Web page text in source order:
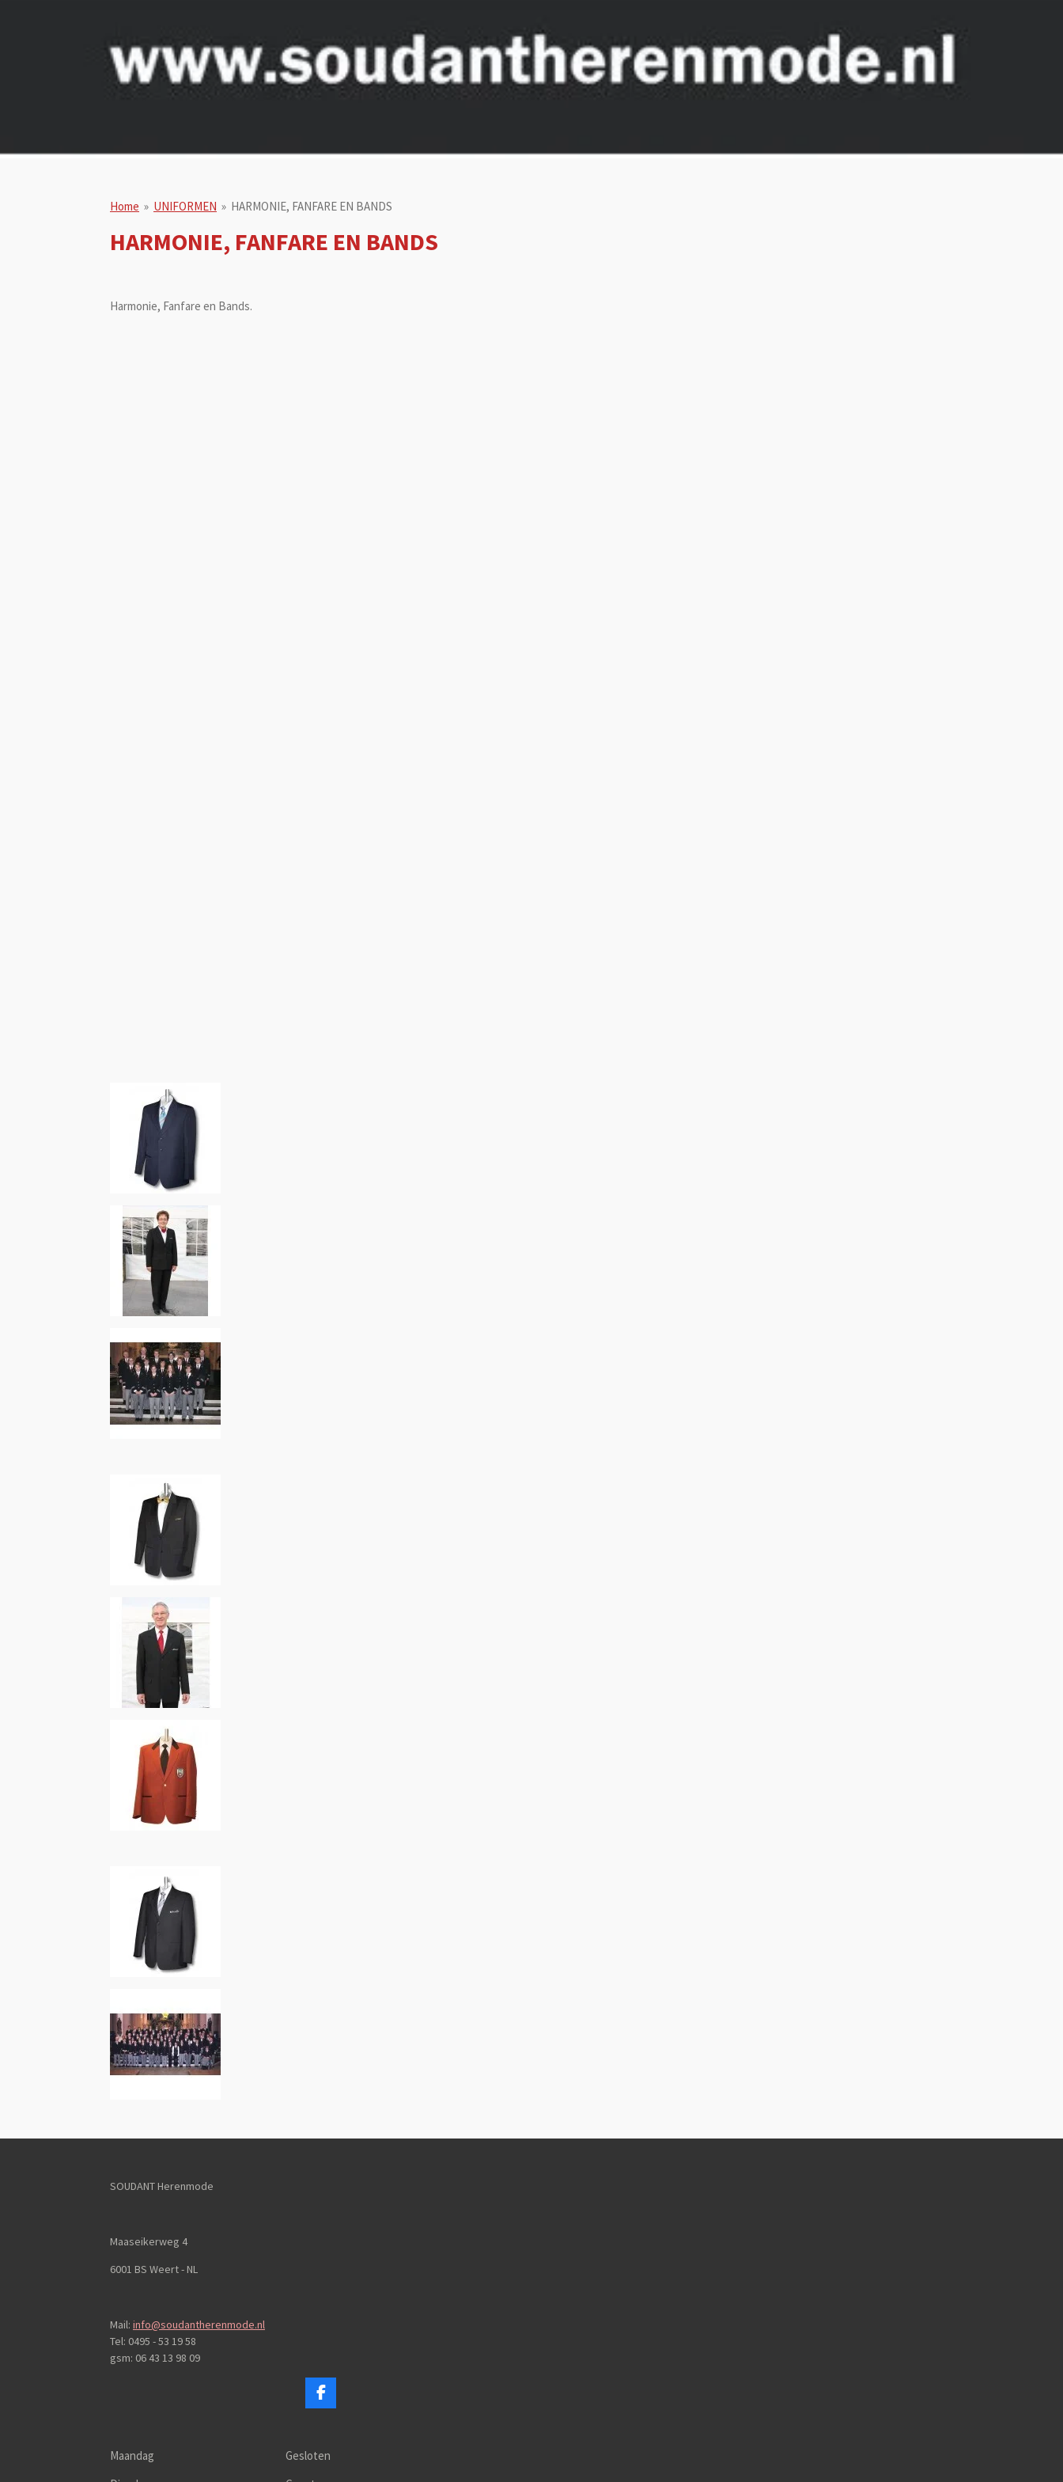
Home » UNIFORMEN » HARMONIE, FANFARE EN BANDS
HARMONIE, FANFARE EN BANDS
Harmonie, Fanfare en Bands.
SOUDANT Herenmode
Maaseikerweg 4
6001 BS Weert - NL
Mail: info@soudantherenmode.nl
Tel: 0495 - 53 19 58
gsm: 06 43 13 98 09
F
a
b
Maandag
Gesloten